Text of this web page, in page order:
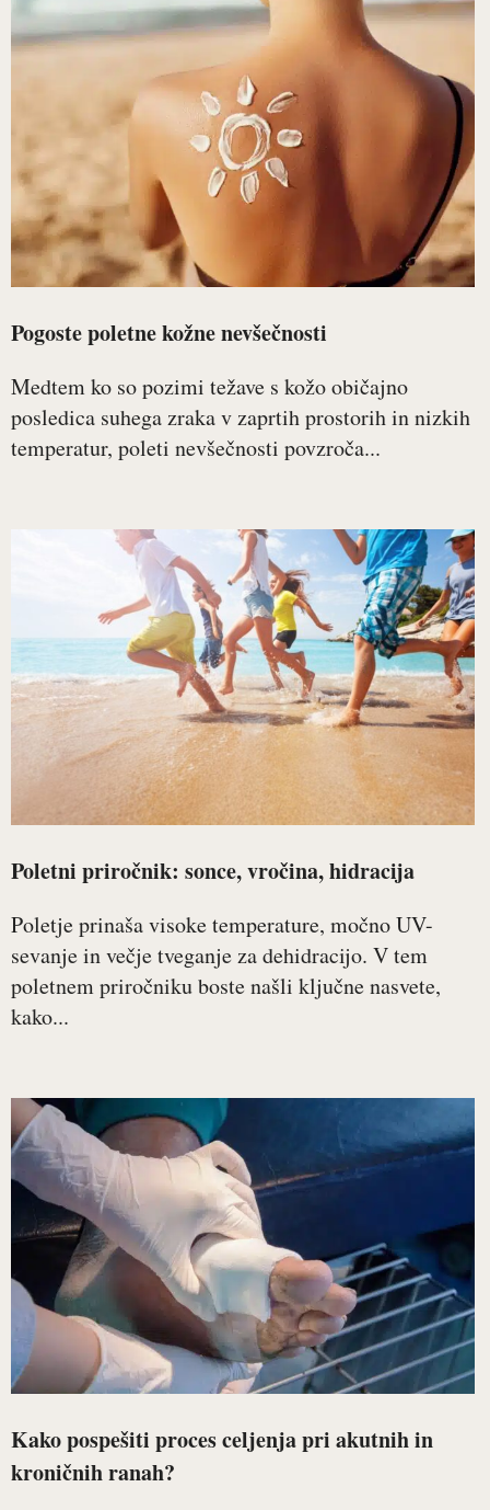
Pogoste poletne kožne nevšečnosti
Medtem ko so pozimi težave s kožo običajno
posledica suhega zraka v zaprtih prostorih in nizkih
temperatur, poleti nevšečnosti povzroča...
Poletni priročnik: sonce, vročina, hidracija
Poletje prinaša visoke temperature, močno UV-
sevanje in večje tveganje za dehidracijo. V tem
poletnem priročniku boste našli ključne nasvete,
kako...
Kako pospešiti proces celjenja pri akutnih in
kroničnih ranah?